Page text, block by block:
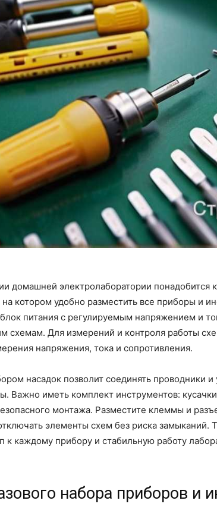
домашней электролаборатории понадобится
котором удобно разместить все приборы и
питания с регулируемым напряжением и
схемам. Для измерений и контроля работы
напряжения, тока и сопротивления.
насадок позволит соединять проводники
Важно иметь комплект инструментов:
монтажа. Разместите клеммы и
элементы схем без риска замыканий.
к каждому прибору и стабильную работу
набора приборов и